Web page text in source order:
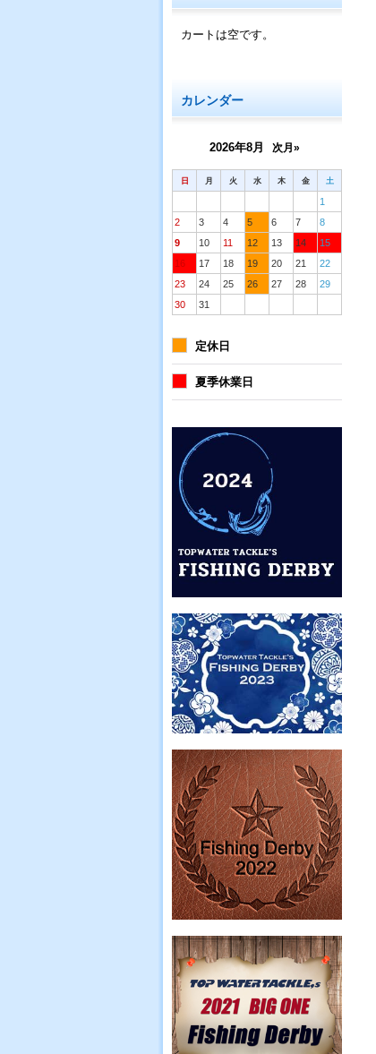
カートは空です。
カレンダー
2026年8月 次月»
日 月 火 水 木 金 土
1
2
3 4 5 6 7
8
9
10 11 12 13 14
15
16
17 18 19 20 21
22
23
24 25 26 27 28
29
30
31
定休日
夏季休業日